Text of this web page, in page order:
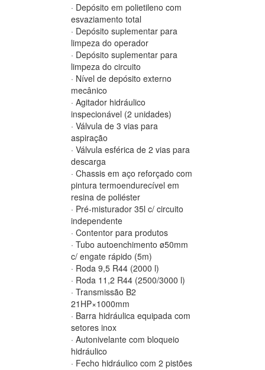
· Depósito em polietileno com
esvaziamento total
· Depósito suplementar para
limpeza do operador
· Depósito suplementar para
limpeza do circuito
· Nível de depósito externo
mecânico
· Agitador hidráulico
inspecionável (2 unidades)
· Válvula de 3 vias para
aspiração
· Válvula esférica de 2 vias para
descarga
· Chassis em aço reforçado com
pintura termoendurecível em
resina de poliéster
· Pré-misturador 35l c/ circuito
independente
· Contentor para produtos
· Tubo autoenchimento ø50mm
c/ engate rápido (5m)
· Roda 9,5 R44 (2000 l)
· Roda 11,2 R44 (2500/3000 l)
· Transmissão B2
21HP×1000mm
· Barra hidráulica equipada com
setores inox
· Autonivelante com bloqueio
hidráulico
· Fecho hidráulico com 2 pistões